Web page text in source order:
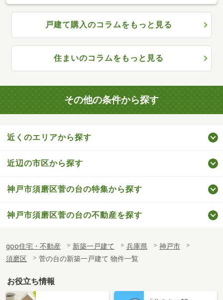
戸建て購入のコラムをもっと見る
住まいのコラムをもっと見る
その他の条件から探す
近くのエリアから探す
近辺の市区から探す
神戸市須磨区菅の台の特集から探す
神戸市須磨区菅の台の不動産を探す
goo住宅・不動産 新築一戸建て 兵庫県
神戸市
須磨区
菅の台の新築一戸建て 物件一覧
お役立ち情報